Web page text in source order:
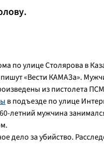
по улице Столярова в
«Вести КАМАЗа».
из пистолета
в подъезде по улице
летний мужчина
дело за убийство.